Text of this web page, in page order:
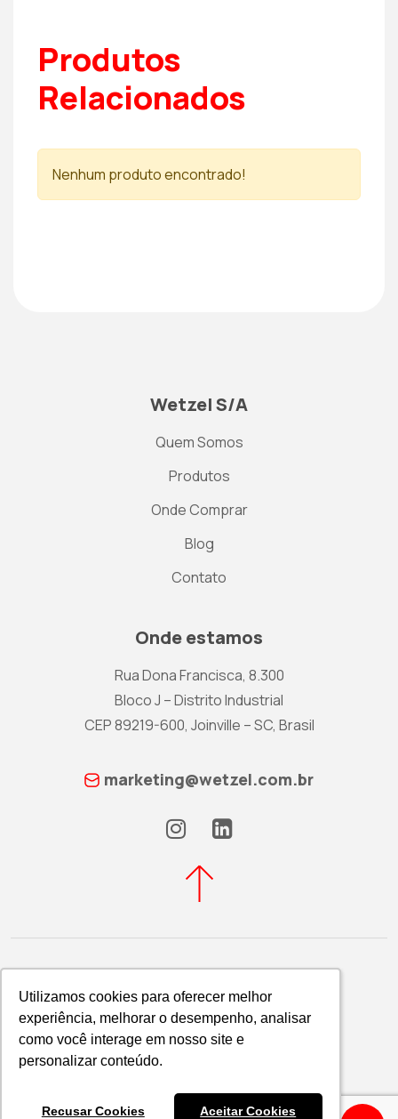
Utilizamos cookies para oferecer melhor
experiência, melhorar o desempenho, analisar
como você interage em nosso site e
personalizar conteúdo.
Recusar Cookies Aceitar Cookies
Utilizamos cookies para oferecer melhor
experiência, melhorar o desempenho, analisar
como você interage em nosso site e
personalizar conteúdo.
Recusar Cookies Aceitar Cookies
Produtos
Relacionados
Nenhum produto encontrado!
Wetzel S/A
Quem Somos
Produtos
Onde Comprar
Blog
Contato
Onde estamos
Rua Dona Francisca, 8.300
Bloco J – Distrito Industrial
CEP 89219-600, Joinville – SC, Brasil
marketing@wetzel.com.br
Política de Privacidade
WETZEL S/A © 2026